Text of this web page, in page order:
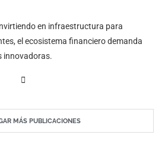
en infraestructura para
el ecosistema financiero demanda
innovadoras.
MÁS PUBLICACIONES